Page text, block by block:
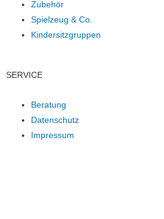
Zubehör
Spielzeug & Co.
Kindersitzgruppen
SERVICE
Beratung
Datenschutz
Impressum